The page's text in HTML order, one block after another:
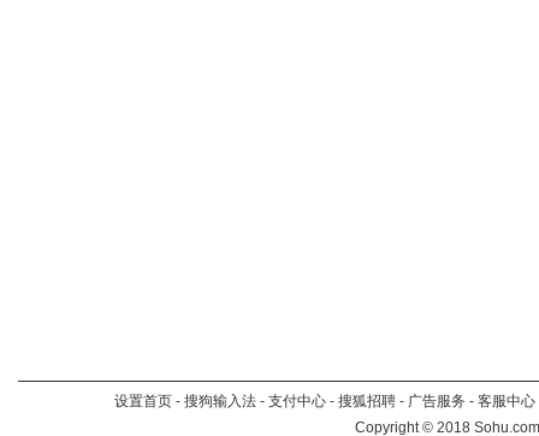
设置首页 - 搜狗输入法 - 支付中心 - 搜狐招聘 - 广告服务 - 客服中心
Copyright©2018